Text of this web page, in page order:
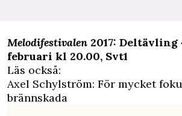
Melodifestivalen 2017: Deltävling
februari kl 20.00, Svt1
Läs också:
Axel Schylström: För mycket
brännskada